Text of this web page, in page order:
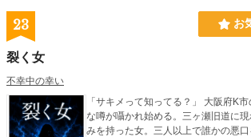
23 お
裂く女
不幸中の幸い
「サキメって知ってる？」 大阪府K
な噂が囁かれ始める。三ヶ瀬旧道に
みを持った女。三人以上で誰かの悪